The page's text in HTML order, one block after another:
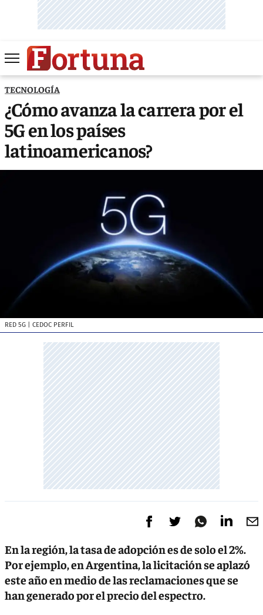
TECNOLOGÍA
¿Cómo avanza la carrera por el
5G en los países
latinoamericanos?
RED 5G | CEDOC PERFIL
En la región, la tasa de adopción es de solo el 2%.
Por ejemplo, en Argentina, la licitación se aplazó
este año en medio de las reclamaciones que se
han generado por el precio del espectro.